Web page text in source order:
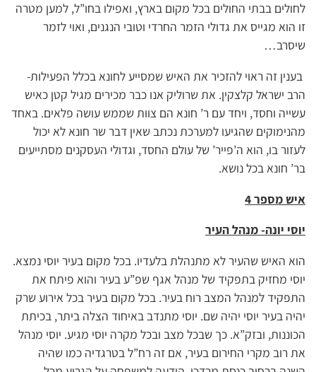
לחולים בבתי החולים בכל מקום בארץ, ואפילו בחו”ל, למען מטרה
זו הוא מגייס את גדולי הזמר החרדי וטובי הנגנים, ואוי לזמר
שיסרב…
בענין זה ראוי להזכיר את האיש שמסייע לחונא בכלל הפעילות-
הרב ישראל קלצקין. את שרוליק אנו כבר מכירים מגיל קטן כאיש
עשייה וחסד, ויחד עם ר’ חונא הם צוות שממש עושה פלאים. באחד
מהנימוקים שהגיעו למערכת נכתב שאין דבר שר חונא לא יכול
לעזור בו, הוא ה’פייר’ של עולם החסד, וגדולי העסקנים מסתייעים
בר’ חונא בכל נושא.
איש מספר 4
יוסי יונה- מנהל העיר
הוא האיש שהעיר לא מתנהלת בלעדיו. בכל מקום בעיר יוסי נמצא.
יוסי מחזיק בתפקיד של מנהל אגף שפ”ע בעיר והוא פיתח את
התפקיד למנהל המצב רוח בעיר. בכל מקום בעיר בכל אירוע שרק
יהיה בעיר יוסי יהיה שם. יוסי מתנדב באיחוד הצלה ביתר, בכיתת
הכוננות, ובזק”א. כך שבכל מצב ובכל מקרה יוסי מגיע. יוסי מנהל
את רוב מקרי החירום בעיר, אם זה רח”ל בטרגדיה כמו שהיה